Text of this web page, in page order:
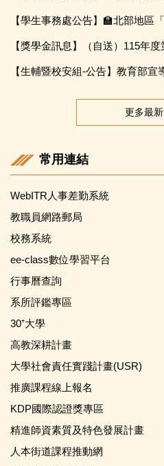
【學生事務處公告】🏫北部地區「2026城鎮韌性（防空）演習」於
【獎學金訊息】（自送）115年度第2期東光教育基金會獎
【生輔暨校安組-公告】教育部宣導為提升資源回收及減少使用一次性餐具之執行成效，
更多最
常用連結
WebITR人事差勤系統
教職員網路郵局
校務系統
ee-class數位學習平台
行事曆查詢
系所評鑑專區
30⁺大學
高教深耕計畫
大學社會責任實踐計畫(USR)
推廣課程線上報名
KDP國際認證獎專區
精進師資素質及特色發展計畫
人本街道課程推動網